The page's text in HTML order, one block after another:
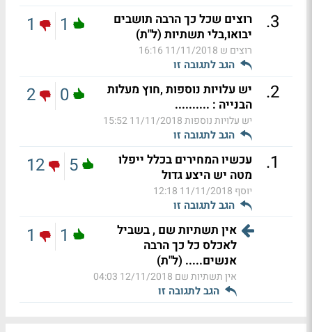
3
.
רוצים שכל כך הרבה תושבים
יבואו,בלי תשתיות (ל"ת)
רוצים ש 11/11/2018 16:16
הגב לתגובה זו
1
1
2
.
יש עלויות נוספות ,חוץ מעלות
הבנייה : ..........
יש עלויות נוספות11/11/2018 15:52
הגב לתגובה זו
0
2
1
.
עכשיו המחירים בכלל ייפלו
מטה יש היצע גדול
יוסף 11/11/2018 12:18
הגב לתגובה זו
5
12
אין תשתיות שם , בשביל
לאכלס כל כך הרבה
אנשים..... (ל"ת)
אין תשתיות שם 12/11/2018 04:03
הגב לתגובה זו
1
1